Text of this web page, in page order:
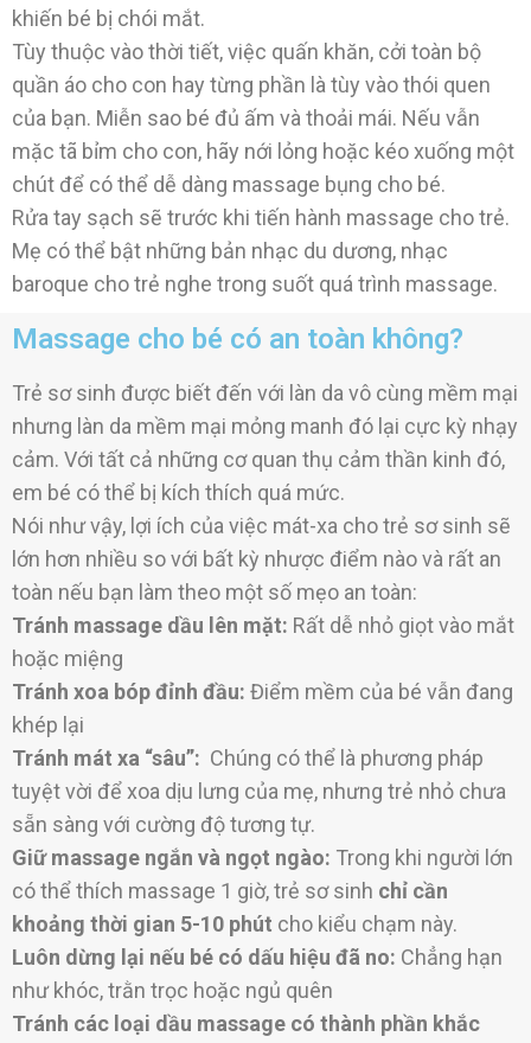
khiến bé bị chói mắt.
Tùy thuộc vào thời tiết, việc quấn khăn, cởi toàn bộ
quần áo cho con hay từng phần là tùy vào thói quen
của bạn. Miễn sao bé đủ ấm và thoải mái. Nếu vẫn
mặc tã bỉm cho con, hãy nới lỏng hoặc kéo xuống một
chút để có thể dễ dàng massage bụng cho bé.
Rửa tay sạch sẽ trước khi tiến hành massage cho trẻ.
Mẹ có thể bật những bản nhạc du dương, nhạc
baroque cho trẻ nghe trong suốt quá trình massage.
Massage cho bé có an toàn không?
Trẻ sơ sinh được biết đến với làn da vô cùng mềm mại
nhưng làn da mềm mại mỏng manh đó lại cực kỳ nhạy
cảm. Với tất cả những cơ quan thụ cảm thần kinh đó,
em bé có thể bị kích thích quá mức.
Nói như vậy, lợi ích của việc mát-xa cho trẻ sơ sinh sẽ
lớn hơn nhiều so với bất kỳ nhược điểm nào và rất an
toàn nếu bạn làm theo một số mẹo an toàn:
Tránh massage dầu lên mặt: Rất dễ nhỏ giọt vào mắt
hoặc miệng
Tránh xoa bóp đỉnh đầu: Điểm mềm của bé vẫn đang
khép lại
Tránh mát xa “sâu”: Chúng có thể là phương pháp
tuyệt vời để xoa dịu lưng của mẹ, nhưng trẻ nhỏ chưa
sẵn sàng với cường độ tương tự.
Giữ massage ngắn và ngọt ngào: Trong khi người lớn
có thể thích massage 1 giờ, trẻ sơ sinh chỉ cần
khoảng thời gian 5-10 phút cho kiểu chạm này.
Luôn dừng lại nếu bé có dấu hiệu đã no: Chẳng hạn
như khóc, trằn trọc hoặc ngủ quên
Tránh các loại dầu massage có thành phần khắc